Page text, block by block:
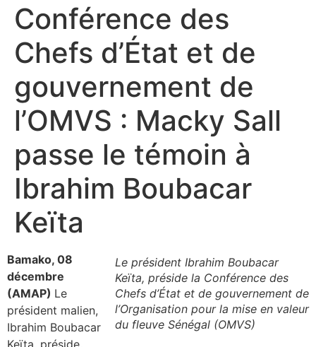
Conférence des
Chefs d’État et de
gouvernement de
l’OMVS : Macky Sall
passe le témoin à
Ibrahim Boubacar
Keïta
Le président Ibrahim Boubacar
Keïta, préside la Conférence des
Chefs d’État et de gouvernement de
l’Organisation pour la mise en valeur
du fleuve Sénégal (OMVS)
Bamako, 08
décembre
(AMAP) Le
président malien,
Ibrahim Boubacar
Keïta, préside,